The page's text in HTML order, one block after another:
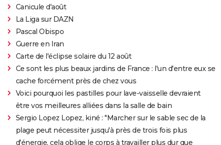
Canicule d'août
La Liga sur DAZN
Pascal Obispo
Guerre en Iran
Carte de l'éclipse solaire du 12 août
Ce sont les plus beaux jardins de France : l'un d'entre eux se
cache forcément près de chez vous
Voici pourquoi les pastilles pour lave-vaisselle devraient
être vos meilleures alliées dans la salle de bain
Sergio Lopez Lopez, kiné : "Marcher sur le sable sec de la
plage peut nécessiter jusqu'à près de trois fois plus
d'énergie, cela oblige le corps à travailler plus dur que